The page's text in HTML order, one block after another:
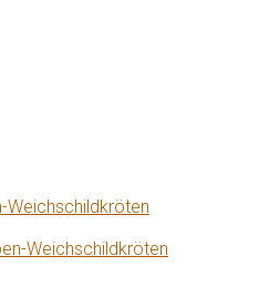
Weichschildkröten
Weichschildkröten